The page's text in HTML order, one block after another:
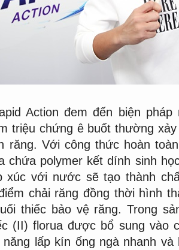
Action đem đến biện
triệu chứng ê buốt thường
răng. Với công thức hoàn
chứa polymer kết dính sinh
xúc với nước sẽ tạo thành
chải răng đồng thời hình
thiếc bảo vệ răng. Trong
(II) florua được bổ sung vào
lấp kín ống ngà nhanh và